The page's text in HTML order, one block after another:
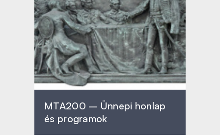
MTA200 – Ünnepi honlap
és programok